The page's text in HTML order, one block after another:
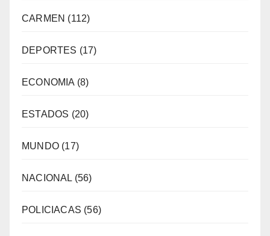
CARMEN (112)
DEPORTES (17)
ECONOMIA (8)
ESTADOS (20)
MUNDO (17)
NACIONAL (56)
POLICIACAS (56)